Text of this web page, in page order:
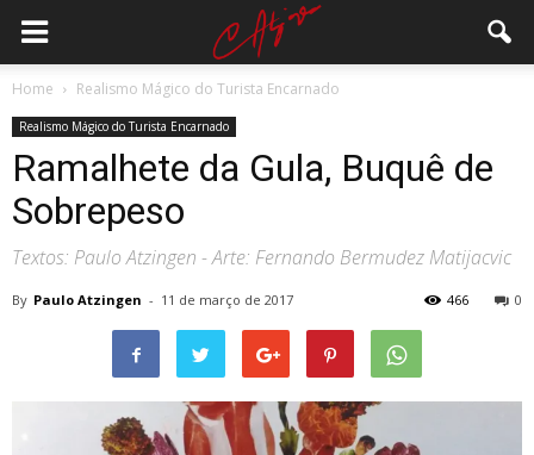
Home Realismo Mágico do Turista Encarnado
Realismo Mágico do Turista Encarnado
Ramalhete da Gula, Buquê de
Sobrepeso
Textos: Paulo Atzingen - Arte: Fernando Bermudez Matijacvic
By Paulo Atzingen - 11 de março de 2017 0
466